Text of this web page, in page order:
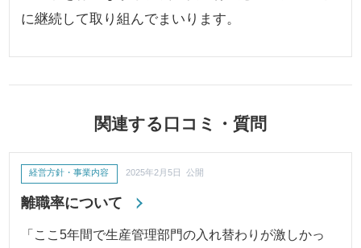
に継続して取り組んでまいります。
関連する口コミ・質問
離職率について
経営方針・事業内容 2025年2月5日 公開
「ここ5年間で生産管理部門の入れ替わりが激しかっ